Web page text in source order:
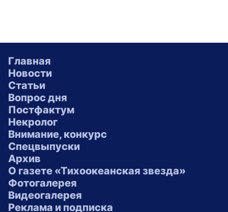
Главная
Новости
Статьи
Вопрос дня
Постфактум
Некролог
Внимание, конкурс
Спецвыпуски
Архив
О газете «Тихоокеанская звезда»
Фотогалерея
Видеогалерея
Реклама и подписка